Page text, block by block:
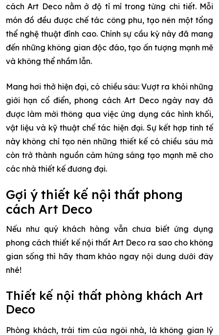
cách Art Deco nằm ở độ tỉ mỉ trong từng chi tiết. Mỗi
món đồ đều được chế tác công phu, tạo nên một tổng
thể nghệ thuật đỉnh cao. Chính sự cầu kỳ này đã mang
đến những không gian độc đáo, tạo ấn tượng mạnh mẽ
và không thể nhầm lẫn.
Mang hơi thở hiện đại, có chiều sâu: Vượt ra khỏi những
giới hạn cổ điển, phong cách Art Deco ngày nay đã
được làm mới thông qua việc ứng dụng các hình khối,
vật liệu và kỹ thuật chế tác hiện đại. Sự kết hợp tinh tế
này không chỉ tạo nên những thiết kế có chiều sâu mà
còn trở thành nguồn cảm hứng sáng tạo mạnh mẽ cho
các nhà thiết kế đương đại.
Gợi ý thiết kế nội thất phong
cách Art Deco
Nếu như quý khách hàng vẫn chưa biết ứng dụng
phong cách thiết kế nội thất Art Deco ra sao cho không
gian sống thì hãy tham khảo ngay nội dung dưới đây
nhé!
Thiết kế nội thất phòng khách Art
Deco
Phòng khách, trái tim của ngôi nhà, là không gian lý